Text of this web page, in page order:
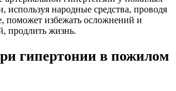
используя народные средства, проводя
поможет избежать осложнений и
продлить жизнь.
гипертонии в пожилом